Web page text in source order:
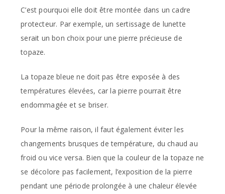
C’est pourquoi elle doit être montée dans un cadre
protecteur. Par exemple, un sertissage de lunette
serait un bon choix pour une pierre précieuse de
topaze.
La topaze bleue ne doit pas être exposée à des
températures élevées, car la pierre pourrait être
endommagée et se briser.
Pour la même raison, il faut également éviter les
changements brusques de température, du chaud au
froid ou vice versa. Bien que la couleur de la topaze ne
se décolore pas facilement, l’exposition de la pierre
pendant une période prolongée à une chaleur élevée